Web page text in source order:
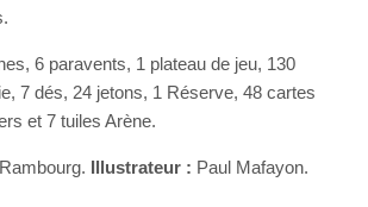
6 paravents, 1 plateau de jeu, 130
7 dés, 24 jetons, 1 Réserve, 48 cartes
et 7 tuiles Arène.
Illustrateur : Paul Mafayon.